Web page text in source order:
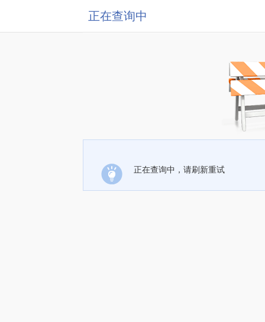
正在查询中
正在查询中，请刷新重试